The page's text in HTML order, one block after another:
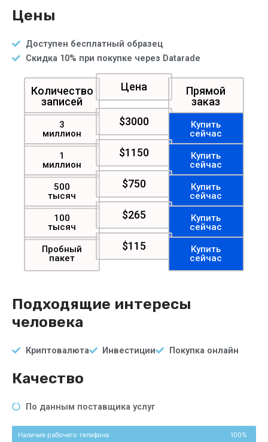
Цены
Доступен бесплатный образец
Скидка 10% при покупке через Datarade
Количество
записей
Цена
Прямой
заказ
3
миллион
$3000
Купить
сейчас
1
миллион
$1150
Купить
сейчас
500
тысяч
$750
Купить
сейчас
100
тысяч
$265
Купить
сейчас
Пробный
пакет
$115
Купить
сейчас
Подходящие интересы
человека
Криптовалюта Инвестиции Покупка онлайн
Качество
По данным поставщика услуг
Наличие рабочего телефона 100%